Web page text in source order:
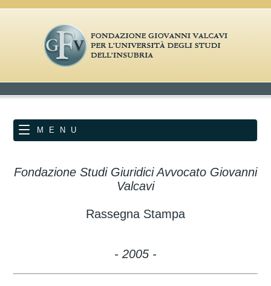
MENU
Fondazione Studi Giuridici Avvocato Giovanni
Valcavi
Rassegna Stampa
- 2005 -